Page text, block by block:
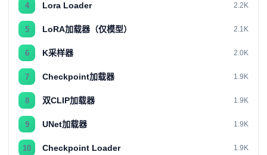
4 Lora Loader 2.2K
5 LoRA加载器（仅模型） 2.1K
6 K采样器 2.0K
7 Checkpoint加载器 1.9K
8 双CLIP加载器 1.9K
9 UNet加载器 1.9K
10 Checkpoint Loader 1.9K